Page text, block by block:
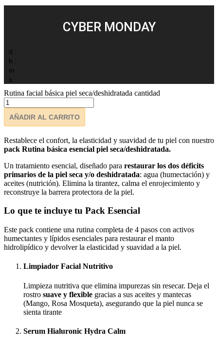
CYBER MONDAY
d :
h :
m :
s
Rutina facial básica piel seca/deshidratada cantidad
AÑADIR AL CARRITO
Restablece el confort, la elasticidad y suavidad de tu piel con nuestro
pack Rutina básica esencial piel seca/deshidratada.
Un tratamiento esencial, diseñado para restaurar los dos déficits
primarios de la piel seca y/o deshidratada: agua (humectación) y
aceites (nutrición). Elimina la tirantez, calma el enrojecimiento y
reconstruye la barrera protectora de la piel.
Lo que te incluye tu Pack Esencial
Este pack contiene una rutina completa de 4 pasos con activos
humectantes y lípidos esenciales para restaurar el manto
hidrolipídico y devolver la elasticidad y suavidad a la piel.
Limpiador Facial Nutritivo
Limpieza nutritiva que elimina impurezas sin resecar. Deja el
rostro suave y flexible gracias a sus aceites y mantecas
(Mango, Rosa Mosqueta), asegurando que la piel nunca se
sienta tirante
Serum Hialuronic Hydra Calm